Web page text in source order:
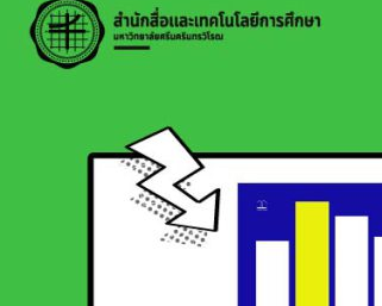
Storytelling
with